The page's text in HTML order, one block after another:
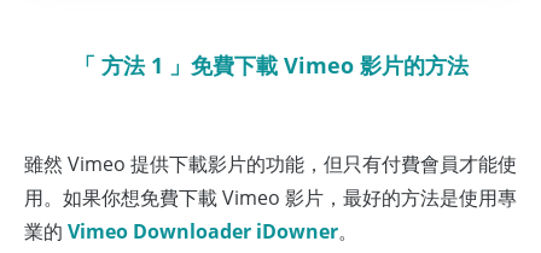
「 方法 1 」免費下載 Vimeo 影片的方法
雖然 Vimeo 提供下載影片的功能，但只有付費會員才能使
用。如果你想免費下載 Vimeo 影片，最好的方法是使用專
業的 Vimeo Downloader iDowner。